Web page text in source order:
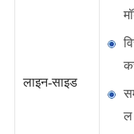
लाइन-साइड
ल